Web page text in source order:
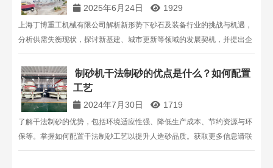
2025年6月24日 1929
上海丁博重工机械有限公司解析新形势下砂石及装备行业的挑战与机遇，
分析供需失衡现状，探讨新基建、城市更新等领域的发展契机，并提出企
业破局路径，助力行业转型升级 。
制砂机干法制砂的优点是什么？如何配置
工艺
2024年7月30日 1719
了解干法制砂的优势，包括环境适应性强、降低生产成本、节约资源与环
保等。掌握如何配置干法制砂工艺以提升人造砂品质。获取更多信息请联
系丁博重工。